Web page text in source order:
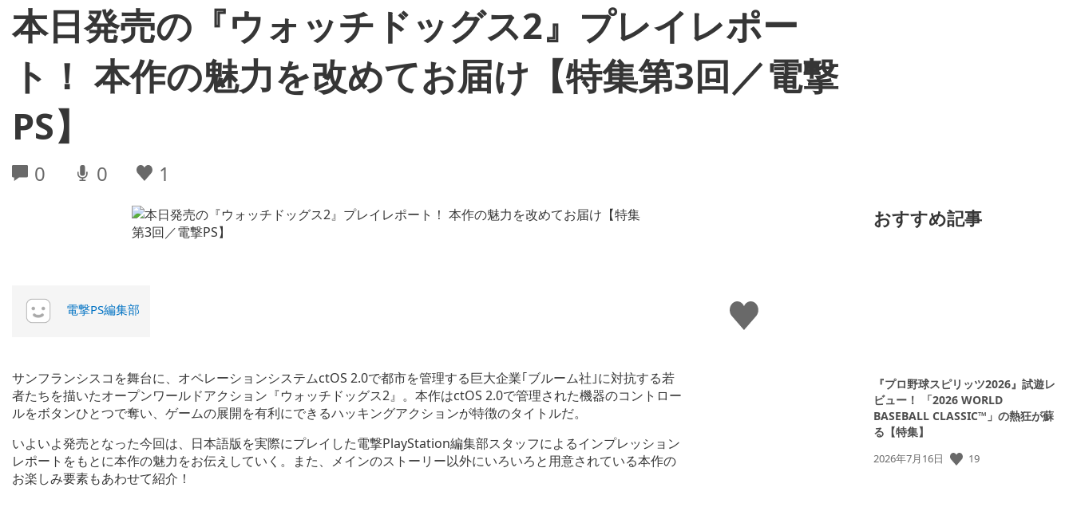
本日発売の『ウォッチドッグス2』プレイレポー
ト！ 本作の魅力を改めてお届け【特集第3回／電撃
PS】
0 0 1
い
い
電撃PS編集部
サンフランシスコを舞台に、オペレーションシステムctOS 2.0で都市を管理する巨大企業｢ブルーム社｣に対抗する若
者たちを描いたオープンワールドアクション『ウォッチドッグス2』。本作はctOS 2.0で管理された機器のコントロー
ルをボタンひとつで奪い、ゲームの展開を有利にできるハッキングアクションが特徴のタイトルだ。
いよいよ発売となった今回は、日本語版を実際にプレイした電撃PlayStation編集部スタッフによるインプレッション
レポートをもとに本作の魅力をお伝えしていく。また、メインのストーリー以外にいろいろと用意されている本作の
お楽しみ要素もあわせて紹介！
おすすめ記事
『プロ野球スピリッツ2026』試遊レ
ビュー！ 「2026 WORLD
BASEBALL CLASSIC™」の熱狂が蘇
る【特集】
公
2026年7月16日 19